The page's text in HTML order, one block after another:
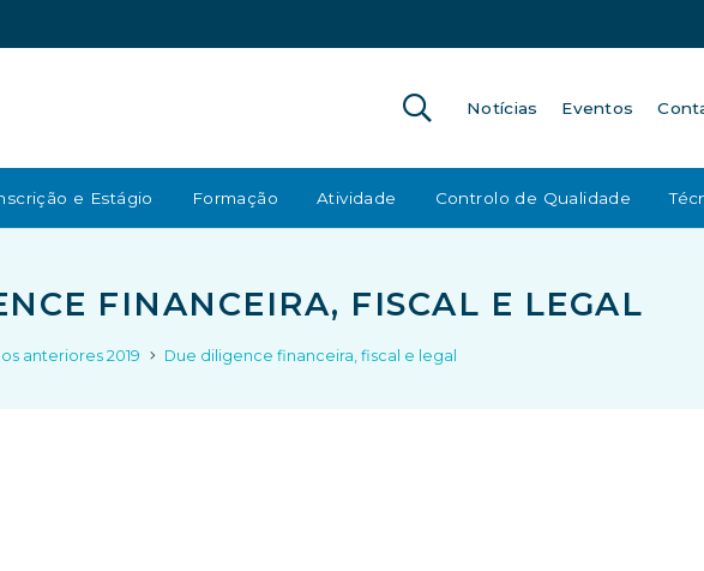
Notícias Eventos
e Estágio Formação Atividade Controlo de Qualidade
FINANCEIRA, FISCAL E LEGAL
anteriores 2019 Due diligence financeira, fiscal e legal